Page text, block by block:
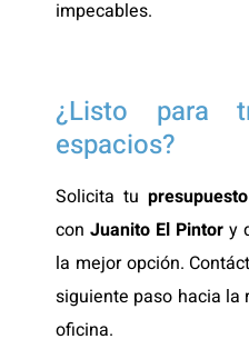
impecables.
¿Listo para
espacios?
Solicita tu
con Juanito El Pintor y
la mejor opción.
siguiente paso hacia la
oficina.